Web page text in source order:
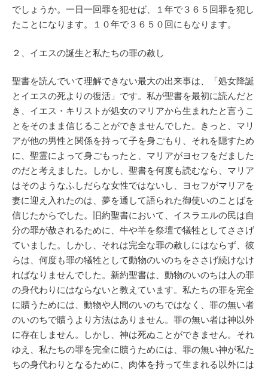
でしょうか。一日一回罪を犯せば、１年で３６５回罪を犯し
たことになります。１０年で３６５０回にもなります。
２、イエスの誕生と私たちの罪の赦し
聖書を読んでいて理解できない最大の出来事は、「処女降誕
とイエスの死よりの復活」です。私が聖書を最初に読んだと
き、イエス・キリストが処女のマリアから生まれたと言うこ
とをそのまま信じることができませんでした。きっと、マリ
アが他の男性と関係を持って子を身ごもり、それを隠すため
に、聖霊によって身ごもったと、マリアがヨセフをだました
のだと考えました。しかし、聖書を何度も読むなら、マリア
はそのようなふしだらな女性ではないし、ヨセフがマリアを
妻に迎え入れたのは、夢を通して語られた御使いのことばを
信じたからでした。旧約聖書において、イスラエルの民は自
分の罪が赦されるために、牛や羊を祭壇で犠牲としてささげ
ていました。しかし、それは完全な罪の赦しにはならず、彼
らは、何度も罪の犠牲として動物のいのちをささげ続けなけ
ればなりませんでした。新約聖書は、動物のいのちは人の罪
の身代わりにはならないと教えています。私たちの罪を完全
に贖うためには、動物や人間のいのちではなく、罪の無い者
のいのちで贖うより方法はありません。罪の無い者は神以外
に存在しません。しかし、神は死ぬことができません。それ
ゆえ、私たちの罪を完全に贖うためには、罪の無い神が私た
ちの身代わりとなるために、肉体を持って生まれる以外には